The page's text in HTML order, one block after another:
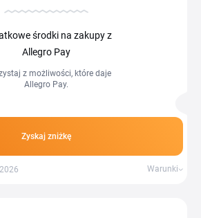
środki na zakupy z
Allegro Pay
z możliwości, które daje
Allegro Pay.
Zyskaj zniżkę
Warunki